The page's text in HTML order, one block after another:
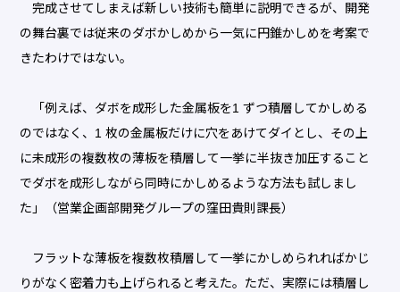
完成させてしまえば新しい技術も簡単に説明できるが、開発
の舞台裏では従来のダボかしめから一気に円錐かしめを考案で
きたわけではない。
「例えば、ダボを成形した金属板を1 ずつ積層してかしめる
のではなく、1 枚の金属板だけに穴をあけてダイとし、その上
に未成形の複数枚の薄板を積層して一挙に半抜き加圧すること
でダボを成形しながら同時にかしめるような方法も試しまし
た」（営業企画部開発グループの窪田貴則課長）
フラットな薄板を複数枚積層して一挙にかしめられればかじ
りがなく密着力も上げられると考えた。ただ、実際には積層し